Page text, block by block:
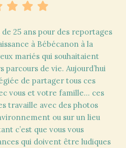
25 ans pour des reportages
à Bébécanon à la
mariés qui souhaitaient
parcours de vie. Aujourd’hui
de partager tous ces
vous et votre famille… ces
travaille avec des photos
ou sur un lieu
c’est que vous vous
qui doivent être ludiques